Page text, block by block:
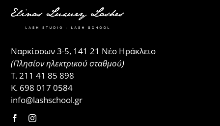
Ναρκίσσων 3-5, 141 21 Νέο Ηράκλειο
(Πλησίον ηλεκτρικού σταθμού)
Τ.211 41 85 898
Κ. 698 017 0584
info@lashschool.gr